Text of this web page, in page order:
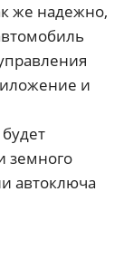
же надежно,
и
земного
автоключа